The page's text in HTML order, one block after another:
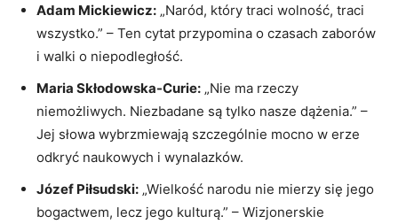
Adam Mickiewicz: „Naród, który traci wolność, traci
wszystko.” – Ten cytat przypomina o czasach⁢ zaborów
i walki o niepodległość.
Maria Skłodowska-Curie: ⁢„Nie ​ma rzeczy
niemożliwych. Niezbadane są tylko nasze dążenia.” –
Jej słowa wybrzmiewają szczególnie mocno w erze
odkryć naukowych i wynalazków.
Józef Piłsudski: „Wielkość ‌narodu nie mierzy się jego
bogactwem, lecz jego kulturą.” – Wizjonerskie